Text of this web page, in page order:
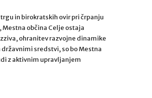
in birokratskih ovir pri črpanju
občina Celje ostaja
ohranitev razvojne dinamike
sredstvi, so bo Mestna
z aktivnim upravljanjem